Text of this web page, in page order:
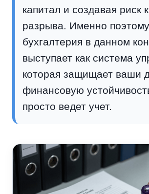
капитал и создавая риск
разрыва. Именно поэтому
бухгалтерия в данном
выступает как система
которая защищает ваши
финансовую
просто ведет учет.